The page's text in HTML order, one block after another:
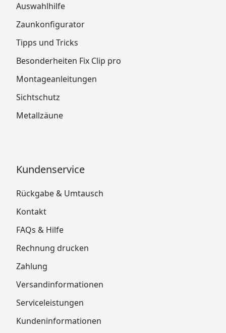
Auswahlhilfe
Zaunkonfigurator
Tipps und Tricks
Besonderheiten Fix Clip pro
Montageanleitungen
Sichtschutz
Metallzäune
Kundenservice
Rückgabe & Umtausch
Kontakt
FAQs & Hilfe
Rechnung drucken
Zahlung
Versandinformationen
Serviceleistungen
Kundeninformationen